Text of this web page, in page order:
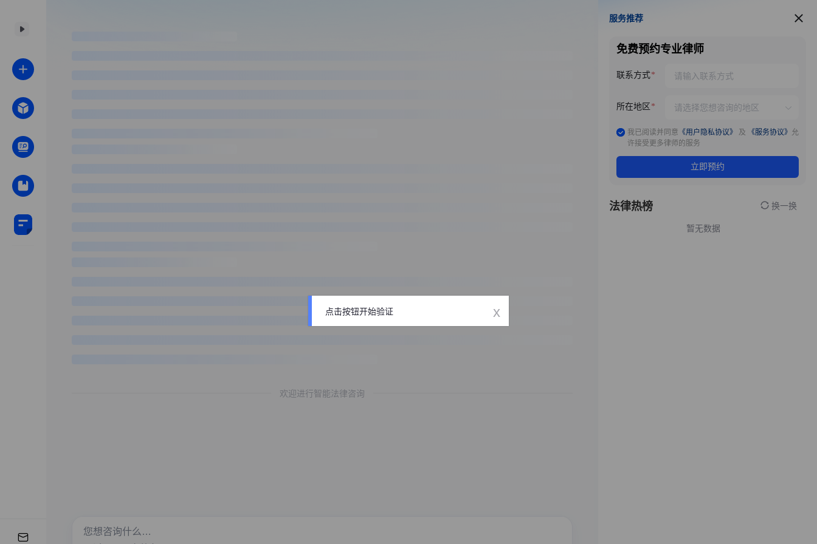
欢迎进行智能法律咨询
服务推荐
服务推荐
免费预约专业律师
联系方式
所在地区
我已阅读并同意 《用户隐私协议》 及 《服务协议》 允
许接受更多律师的服务
立即预约
法律热榜 换一换
暂无数据
点击按钮开始验证 x